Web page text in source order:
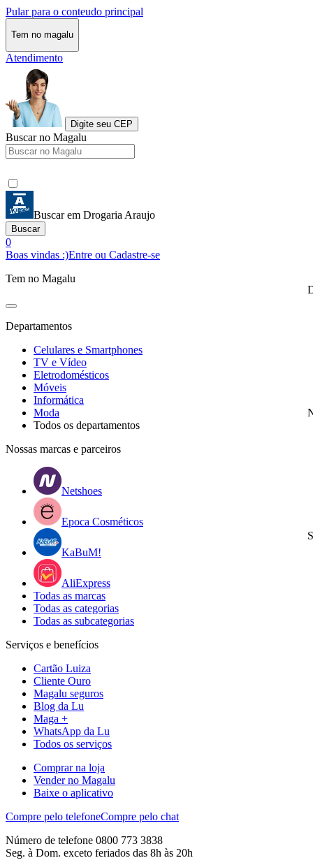
Pular para o conteudo principal
Tem no magalu
Atendimento
Digite seu CEP
Buscar no Magalu
Buscar em Drogaria Araujo
Buscar
0
Boas vindas :)Entre ou Cadastre-se
Tem no Magalu
Departamentos
Celulares e Smartphones
TV e Vídeo
Eletrodomésticos
Móveis
Informática
Moda
Todos os departamentos
Nossas marcas e parceiros
Netshoes
Epoca Cosméticos
KaBuM!
AliExpress
Todas as marcas
Todas as categorias
Todas as subcategorias
Serviços e benefícios
Cartão Luiza
Cliente Ouro
Magalu seguros
Blog da Lu
Maga +
WhatsApp da Lu
Todos os serviços
Comprar na loja
Vender no Magalu
Baixe o aplicativo
Compre pelo telefoneCompre pelo chat
Número de telefone 0800 773 3838
Seg. à Dom. exceto feriados das 8h às 20h